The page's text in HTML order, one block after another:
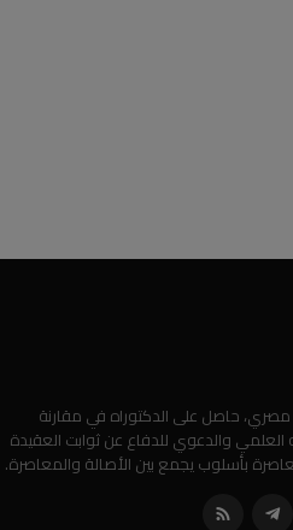
حاصل على الدكتوراه في مقارنة
والدعوي للدفاع عن ثوابت العقيدة
بأسلوب يجمع بين الأصالة والمعاصرة.